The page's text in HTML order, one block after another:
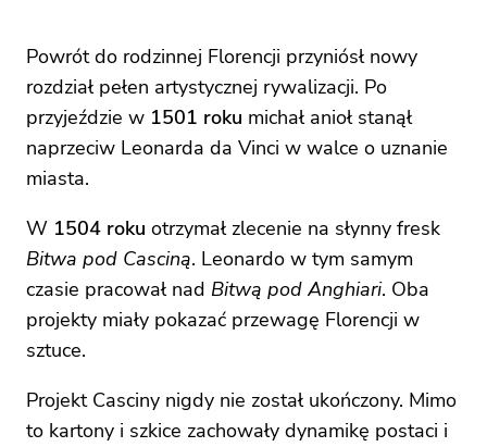
Powrót do rodzinnej Florencji przyniósł nowy
rozdział pełen artystycznej rywalizacji. Po
przyjeździe w 1501 roku michał anioł stanął
naprzeciw Leonarda da Vinci w walce o uznanie
miasta.
W 1504 roku otrzymał zlecenie na słynny fresk
Bitwa pod Casciną. Leonardo w tym samym
czasie pracował nad Bitwą pod Anghiari. Oba
projekty miały pokazać przewagę Florencji w
sztuce.
Projekt Casciny nigdy nie został ukończony. Mimo
to kartony i szkice zachowały dynamikę postaci i